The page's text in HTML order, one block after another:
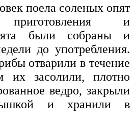
поела соленых опят
приготовления и
были собраны и
до употребления.
отварили в течение
их засолили, плотно
ведро, закрыли
и хранили в